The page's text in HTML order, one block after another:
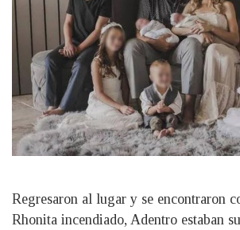
Regresaron al lugar y se encontraron
Rhonita incendiado, Adentro estaban